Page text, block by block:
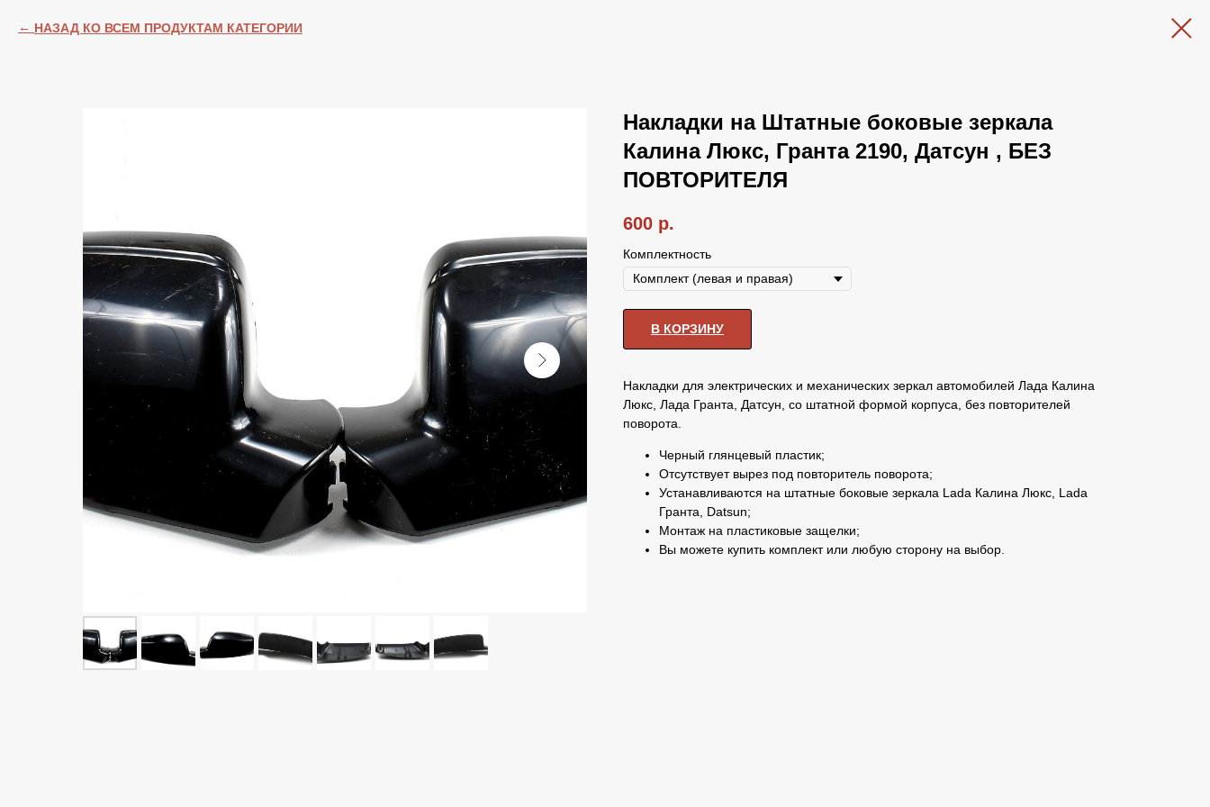
НАЗАД КО ВСЕМ ПРОДУКТАМ КАТЕГОРИИ
Накладки на Штатные боковые зеркала
Калина Люкс, Гранта 2190, Датсун , БЕЗ
ПОВТОРИТЕЛЯ
600 р.
Комплектность
В КОРЗИНУ
Накладки для электрических и механических зеркал автомобилей Лада Калина
Люкс, Лада Гранта, Датсун, со штатной формой корпуса, без повторителей
поворота.
Черный глянцевый пластик;
Отсутствует вырез под повторитель поворота;
Устанавливаются на штатные боковые зеркала Lada Калина Люкс, Lada
Гранта, Datsun;
Монтаж на пластиковые защелки;
Вы можете купить комплект или любую сторону на выбор.